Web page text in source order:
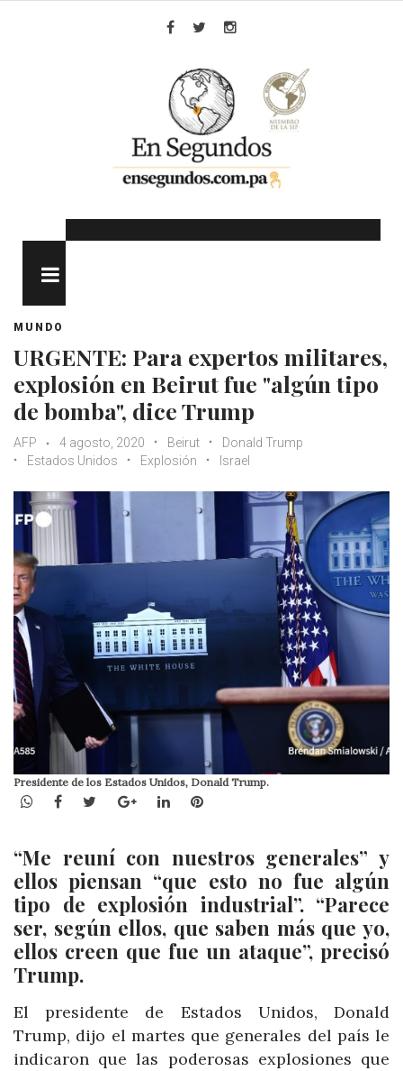
MUNDO
URGENTE: Para expertos militares,
explosión en Beirut fue "algún tipo
de bomba", dice Trump
AFP 4 agosto, 2020 Beirut
Donald Trump
Estados Unidos
Explosión Israel
Presidente de los Estados Unidos, Donald Trump.
WhatsApp
Facebook
TwitterGoogle+LinkedInPinterest
“Me reuní con nuestros generales” y
ellos piensan “que esto no fue algún
tipo de explosión industrial”. “Parece
ser, según ellos, que saben más que yo,
ellos creen que fue un ataque”, precisó
Trump.
El presidente de Estados Unidos, Donald
Trump, dijo el martes que generales del país le
indicaron que las poderosas explosiones que